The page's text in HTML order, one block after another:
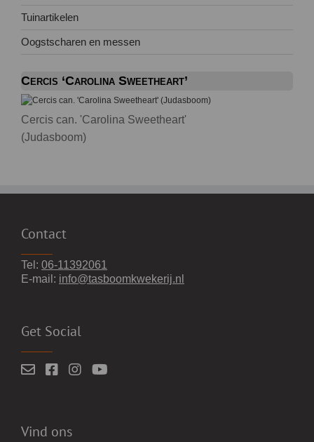
Tuinartikelen
Oogstscharen en messen
Cercis ‘Carolina Sweetheart’
Cercis can. 'Carolina Sweetheart'
(Judasboom)
Contact
Tel: 06-11392061
E-mail: info@tasboomkwekerij.nl
Get Social
Vind ons